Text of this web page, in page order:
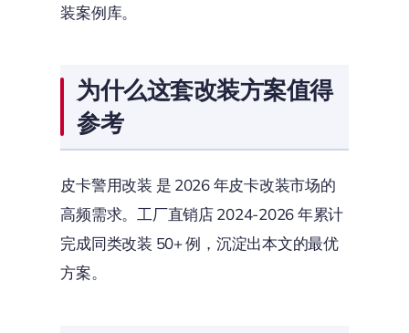
装案例库。
为什么这套改装方案值得
参考
皮卡警用改装 是 2026 年皮卡改装市场的
高频需求。工厂直销店 2024-2026 年累计
完成同类改装 50+ 例，沉淀出本文的最优
方案。